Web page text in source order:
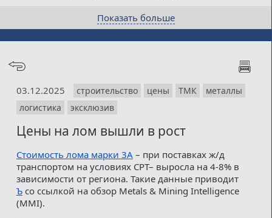
Показать больше
03.12.2025 строительство цены ТМК
металлы
логистика
эксклюзив
Цены на лом вышли в рост
Стоимость лома марки 3А – при поставках ж/д
транспортом на условиях CPT– выросла на 4-8% в
зависимости от региона. Такие данные приводит
Ъсо ссылкой на обзор Metals & Mining Intelligence
(MMI).